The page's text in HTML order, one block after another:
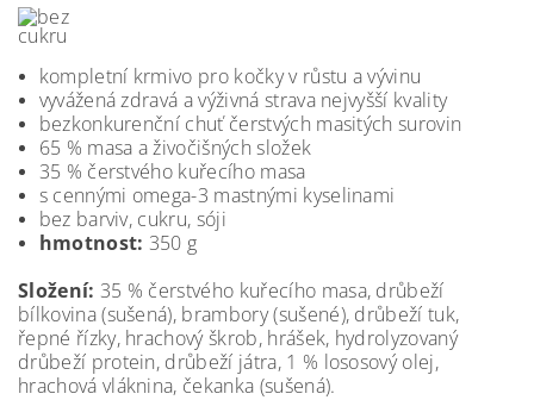
kompletní krmivo pro kočky v růstu a vývinu
vyvážená zdravá a výživná strava nejvyšší kvality
bezkonkurenční chuť čerstvých masitých surovin
65 % masa a živočišných složek
35 % čerstvého kuřecího masa
s cennými omega-3 mastnými kyselinami
bez barviv, cukru, sóji
hmotnost: 350 g
Složení: 35 % čerstvého kuřecího masa, drůbeží
bílkovina (sušená), brambory (sušené), drůbeží tuk,
řepné řízky, hrachový škrob, hrášek, hydrolyzovaný
drůbeží protein, drůbeží játra, 1 % lososový olej,
hrachová vláknina, čekanka (sušená).